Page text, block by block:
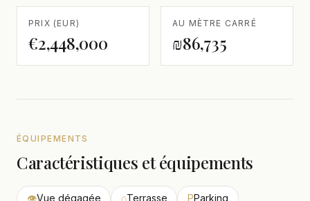
PRIX (EUR)
€2,448,000
AU MÈTRE CARRÉ
₪86,735
ÉQUIPEMENTS
Caractéristiques et équipements
👁Vue dégagée ⌂Terrasse PParking